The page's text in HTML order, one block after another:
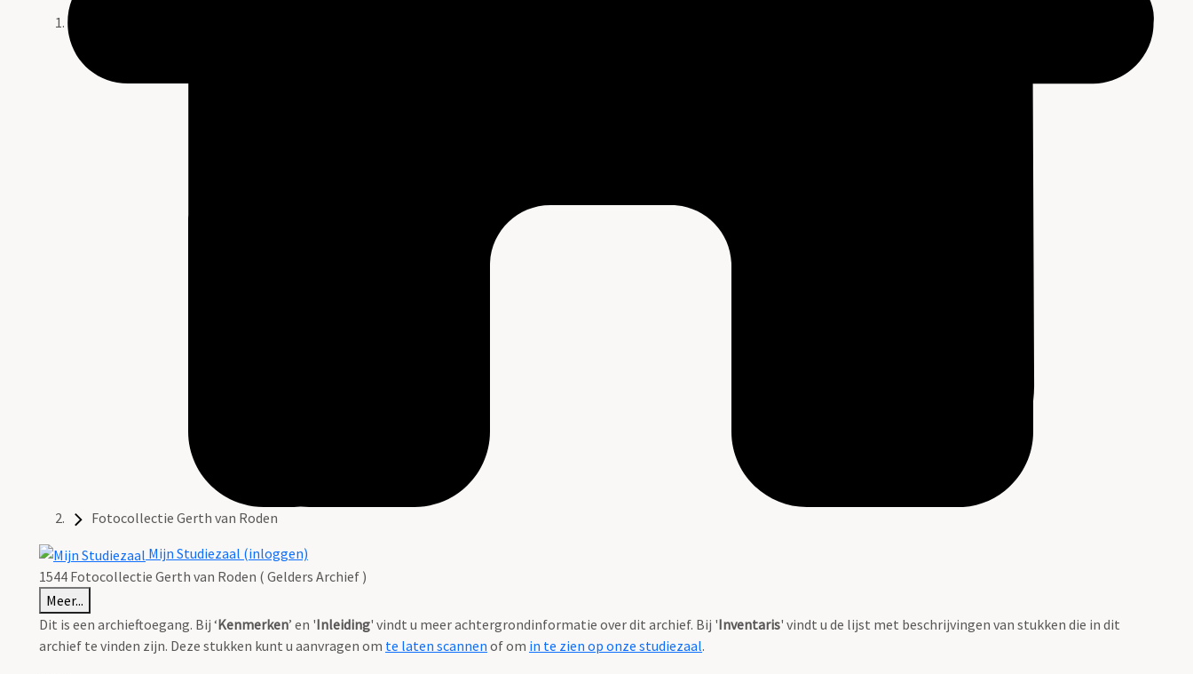
Fotocollectie Gerth van Roden
Mijn Studiezaal (inloggen)
1544 Fotocollectie Gerth van Roden ( Gelders Archief )
Meer...
Dit is een archieftoegang. Bij ‘Kenmerken’ en 'Inleiding' vindt u meer achtergrondinformatie over dit archief. Bij 'Inventaris' vindt u de lijst met beschrijvingen van stukken die in dit
archief te vinden zijn. Deze stukken kunt u aanvragen om te laten scannen of om in te zien op onze studiezaal.